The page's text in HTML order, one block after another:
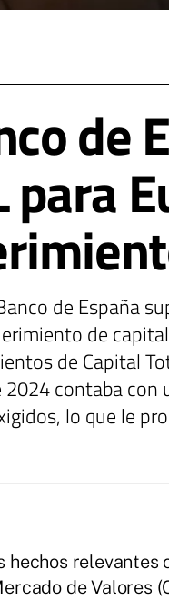
de
para
de España
de
de Capital
contaba con
lo que le
hechos relevantes
de Valores